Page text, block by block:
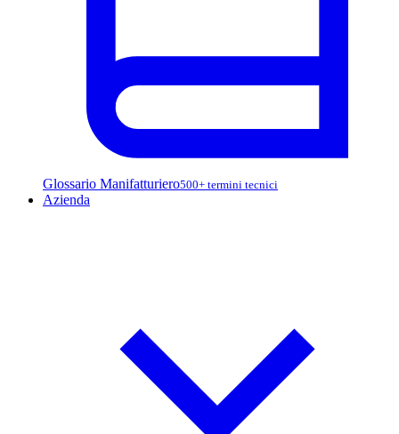
Glossario Manifatturiero500+ termini tecnici
Azienda